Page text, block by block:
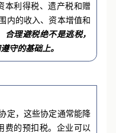
本利得税、遗产税和赠
内的收入、资本增值和
合理避税绝不是逃税，
守的基础上。
定，这些协定通常能降
费的预扣税。企业可以